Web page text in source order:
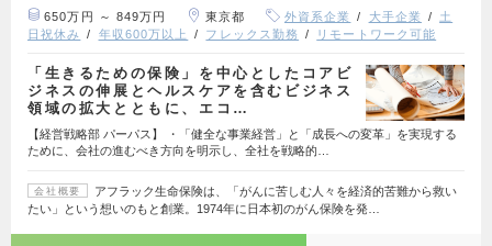
650万円 ～ 849万円 東京都 外資系企業 大手企業
土
日祝休み
年収600万以上 フレックス勤務 リモートワーク可能
「生きるための保険」を中心としたコアビ
ジネスの伸展とヘルスケアを含むビジネス
領域の拡大とともに、エコ…
【経営戦略部 パーパス】 ・「健全な事業経営」と「成長への変革」を実現する
ために、会社の進むべき方向を明示し、全社を戦略的…
会社概要
アフラック生命保険は、「がんに苦しむ人々を経済的苦難から救い
たい」という想いのもと創業。1974年に日本初のがん保険を発…